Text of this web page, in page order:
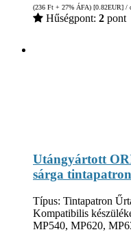
(236 Ft + 27% ÁFA) [0.82EUR] /
Hűségpont: 2 pont
Utángyártott
sárga tintapatron
Típus: Tintapatron
Kompatibilis
MP540, MP620,